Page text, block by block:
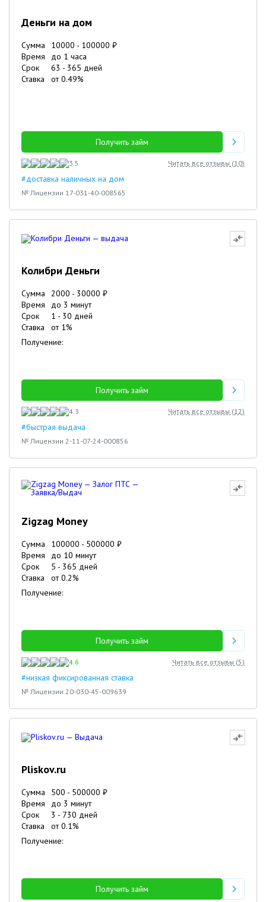
Деньги на дом
Сумма 10000 - 100000 ₽
Время
до 1 часа
Срок
63 - 365 дней
Ставка
от0.49%
Получить займ
3.5 Читать все отзывы (10)
#доставка наличных на дом
№ Лицензии 17-031-40-008565
Колибри Деньги
Сумма 2000 - 30000 ₽
Время
до 3 минут
Срок
1 - 30 дней
Ставка
от 1%
Получение:
Получить займ
4.3 Читать все отзывы (12)
#быстрая выдача
№ Лицензии 2-11-07-24-000856
Zigzag Money
Сумма 100000 - 500000 ₽
Время
до 10 минут
Срок
5 - 365 дней
Ставка
от0.2%
Получение:
Получить займ
4.6 Читать все отзывы (5)
#низкая фиксированная ставка
№ Лицензии 20-030-45-009639
Pliskov.ru
Сумма 500 - 500000 ₽
Время
до 3 минут
Срок
3 - 730 дней
Ставка
от0.1%
Получение:
Получить займ